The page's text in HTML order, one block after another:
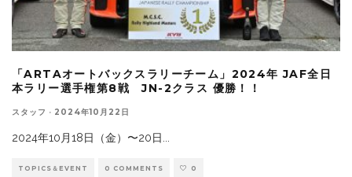
「ARTAオートバックスラリーチーム」2024年 JAF全日
本ラリー選手権第8戦 JN-2クラス 優勝！！
スタッフ · 2024年10月22日
2024年10月18日（金）〜20日
TOPICS＆EVENT 0 COMMENTS 0